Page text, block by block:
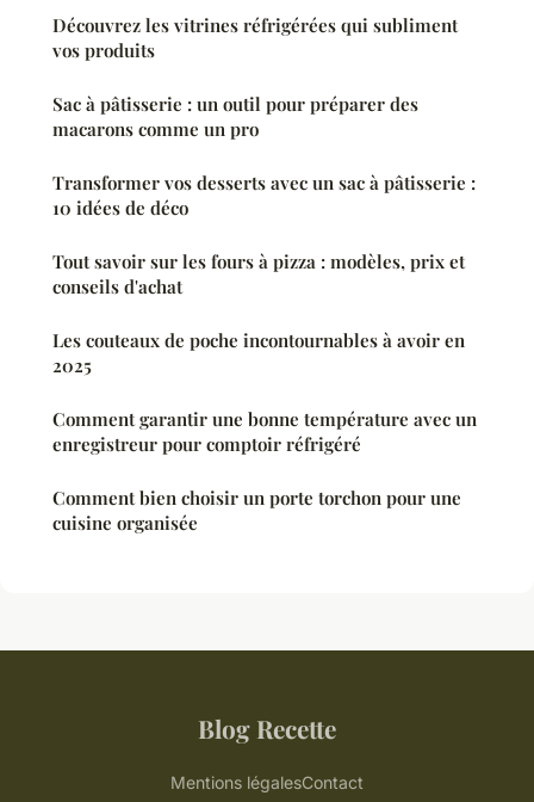
Découvrez les vitrines réfrigérées qui subliment
vos produits
Sac à pâtisserie : un outil pour préparer des
macarons comme un pro
Transformer vos desserts avec un sac à pâtisserie :
10 idées de déco
Tout savoir sur les fours à pizza : modèles, prix et
conseils d'achat
Les couteaux de poche incontournables à avoir en
2025
Comment garantir une bonne température avec un
enregistreur pour comptoir réfrigéré
Comment bien choisir un porte torchon pour une
cuisine organisée
Blog Recette
Mentions légalesContact